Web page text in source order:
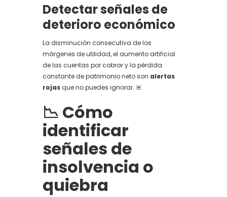
Detectar señales de
deterioro económico
La disminución consecutiva de los
márgenes de utilidad, el aumento artificial
de las cuentas por cobrar y la pérdida
constante de patrimonio neto son alertas
rojasque no puedes ignorar. 🚨
📉 Cómo
identificar
señales de
insolvencia o
quiebra